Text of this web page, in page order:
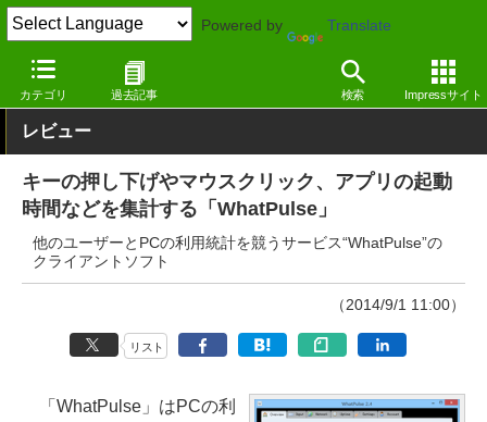
Powered by Translate
カテゴリ 過去記事 検索 Impressサイト
窓の杜 システム・ファイル Windows
レビュー
キーの押し下げやマウスクリック、アプリの起動
時間などを集計する「WhatPulse」
他のユーザーとPCの利用統計を競うサービス“WhatPulse”の
クライアントソフト
（2014/9/1 11:00）
リスト
「WhatPulse」はPCの利